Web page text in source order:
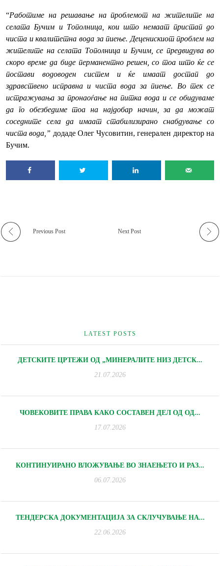
“Работиме на решавање на проблемот на жителите на
селата Бучим и Тополница, кои што немаат пристап до
чиста и квалитетна вода за пиење. Деценискиот проблем на
жителите на селата Тополница и Бучим, се предвидува во
скоро време да биде перманентно решен, со тоа што ќе се
постави водоводен систем и ќе имаат достап до
здравствено исправна и чиста вода за пиење. Во тек се
истражувања за пронаоѓање на питка вода и се обидуваме
да го обезбедиме тоа на најдобар начин, за да можат
соседните села да имаат стабилизирано снабдување со
чиста вода,” додаде Олег Чусовитин, генерален директор на
Бучим.
Previous Post Next Post
LATEST POSTS
ДЕТСКИТЕ ЦРТЕЖИ ОД „МИНЕРАЛИТЕ НИЗ ДЕТСК...
21.07.2026
ЧОВЕКОВИТЕ ПРАВА КАКО СОСТАВЕН ДЕЛ ОД ОД...
17.07.2026
КОНТИНУИРАНО ВЛОЖУВАЊЕ ВО ЗНАЕЊЕТО И РАЗ...
06.07.2026
ТЕНДЕРСКА ДОКУМЕНТАЦИЈА ЗА СКЛУЧУВАЊЕ НА...
22.06.2026